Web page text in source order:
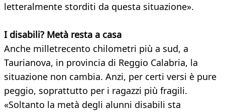
letteralmente storditi da questa situazione».
I disabili? Metà resta a casa
Anche milletrecento chilometri più a sud, a
Taurianova, in provincia di Reggio Calabria, la
situazione non cambia. Anzi, per certi versi è pure
peggio, soprattutto per i ragazzi più fragili.
«Soltanto la metà degli alunni disabili sta